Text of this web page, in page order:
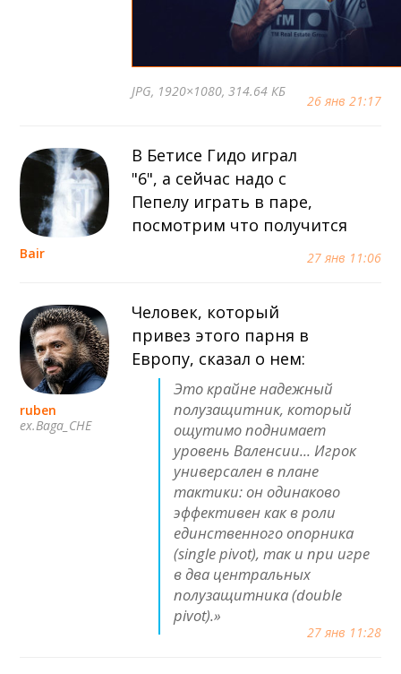
26 янв 21:17
JPG, 1920×1080, 314.64 КБ
Bair 27 янв 11:06
В Бетисе Гидо играл
"6", а сейчас надо с
Пепелу играть в паре,
посмотрим что получится
ruben
ex.Baga_CHE
27 янв 11:28
Человек, который
привез этого парня в
Европу, сказал о нем:
Это крайне надежный
полузащитник, который
ощутимо поднимает
уровень Валенсии... Игрок
универсален в плане
тактики: он одинаково
эффективен как в роли
единственного опорника
(single pivot), так и при игре
в два центральных
полузащитника (double
pivot).»